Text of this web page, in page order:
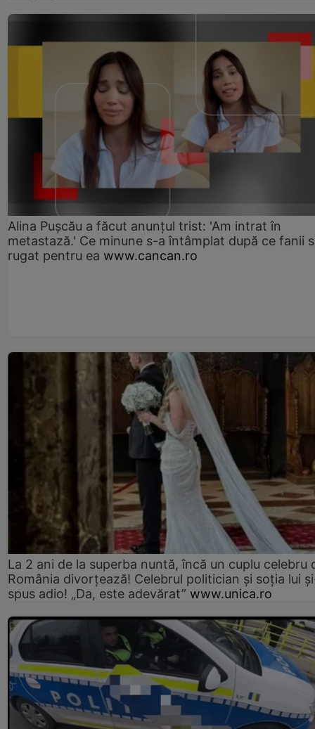
Alina Pușcău a făcut anunțul trist: 'Am intrat în
metastază.' Ce minune s-a întâmplat după ce fanii
rugat pentru ea www.cancan.ro
La 2 ani de la superba nuntă, încă un cuplu celebru
România divorțează! Celebrul politician și soția lui
spus adio! „Da, este adevărat” www.unica.ro